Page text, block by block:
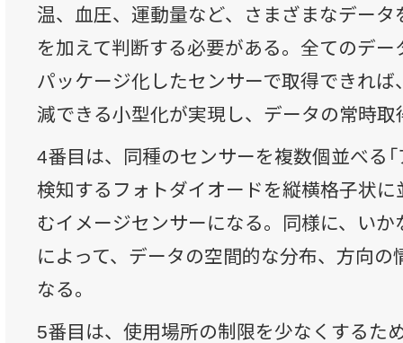
温、血圧、運動量など、さまざまなデー
を加えて判断する必要がある。全てのデ
パッケージ化したセンサーで取得できれ
減できる小型化が実現し、データの常時
4番目は、同種のセンサーを複数個並べる
検知するフォトダイオードを縦横格子状
むイメージセンサーになる。同様に、い
によって、データの空間的な分布、方向
なる。
5番目は、使用場所の制限を少なくするた